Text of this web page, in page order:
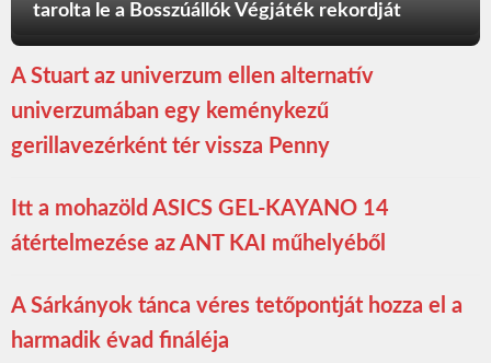
tarolta le a Bosszúállók Végjáték rekordját
A Stuart az univerzum ellen alternatív
univerzumában egy keménykezű
gerillavezérként tér vissza Penny
Itt a mohazöld ASICS GEL-KAYANO 14
átértelmezése az ANT KAI műhelyéből
A Sárkányok tánca véres tetőpontját hozza el a
harmadik évad fináléja